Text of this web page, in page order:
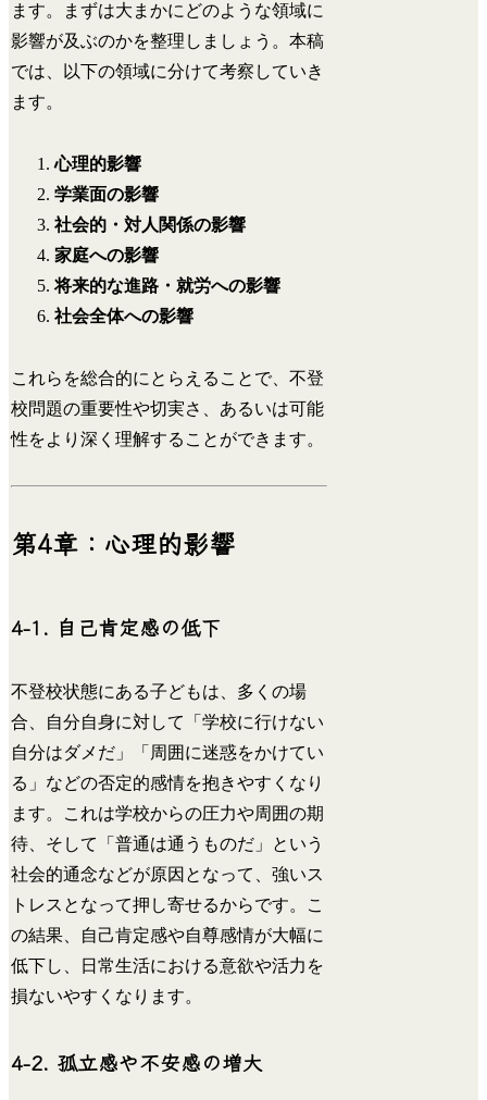
ます。まずは大まかにどのような領域に
影響が及ぶのかを整理しましょう。本稿
では、以下の領域に分けて考察していき
ます。
心理的影響
学業面の影響
社会的・対人関係の影響
家庭への影響
将来的な進路・就労への影響
社会全体への影響
これらを総合的にとらえることで、不登
校問題の重要性や切実さ、あるいは可能
性をより深く理解することができます。
第4章：心理的影響
4-1. 自己肯定感の低下
不登校状態にある子どもは、多くの場
合、自分自身に対して「学校に行けない
自分はダメだ」「周囲に迷惑をかけてい
る」などの否定的感情を抱きやすくなり
ます。これは学校からの圧力や周囲の期
待、そして「普通は通うものだ」という
社会的通念などが原因となって、強いス
トレスとなって押し寄せるからです。こ
の結果、自己肯定感や自尊感情が大幅に
低下し、日常生活における意欲や活力を
損ないやすくなります。
4-2. 孤立感や不安感の増大